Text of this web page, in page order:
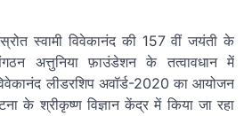
स्वामी विवेकानंद की 157 वीं जयंती के
अत्तुनिया फ़ाउंडेशन के तत्वावधान में
लीडरशिप अवॉर्ड-2020 का आयोजन
के श्रीकृष्ण विज्ञान केंद्र में किया जा रहा